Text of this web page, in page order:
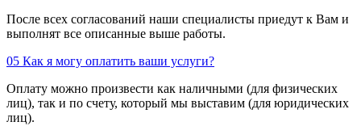
После всех согласований наши специалисты приедут к Вам и
выполнят все описанные выше работы.
05 Как я могу оплатить ваши услуги?
Оплату можно произвести как наличными (для физических
лиц), так и по счету, который мы выставим (для юридических
лиц).